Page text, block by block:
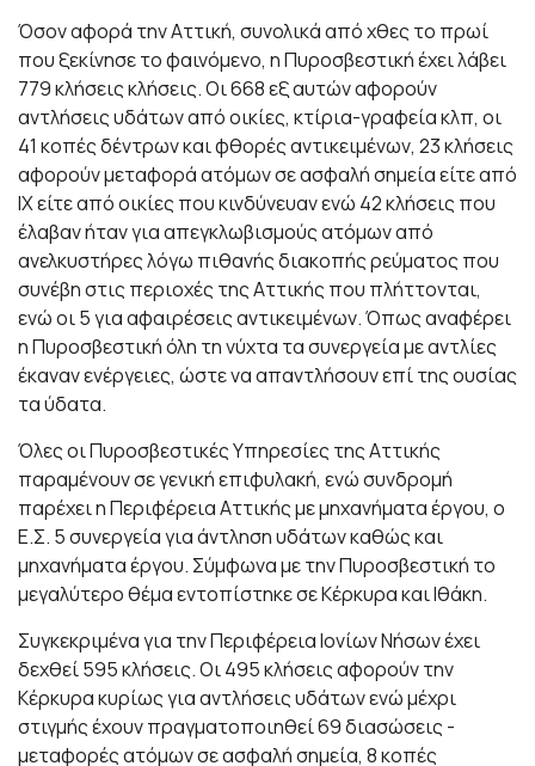
Όσον αφορά την Αττική, συνολικά από χθες το πρωί
που ξεκίνησε το φαινόμενο, η Πυροσβεστική έχει λάβει
779 κλήσεις κλήσεις. Οι 668 εξ αυτών αφορούν
αντλήσεις υδάτων από οικίες, κτίρια-γραφεία κλπ, οι
41 κοπές δέντρων και φθορές αντικειμένων, 23 κλήσεις
αφορούν μεταφορά ατόμων σε ασφαλή σημεία είτε από
ΙΧ είτε από οικίες που κινδύνευαν ενώ 42 κλήσεις που
έλαβαν ήταν για απεγκλωβισμούς ατόμων από
ανελκυστήρες λόγω πιθανής διακοπής ρεύματος που
συνέβη στις περιοχές της Αττικής που πλήττονται,
ενώ οι 5 για αφαιρέσεις αντικειμένων. Όπως αναφέρει
η Πυροσβεστική όλη τη νύχτα τα συνεργεία με αντλίες
έκαναν ενέργειες, ώστε να απαντλήσουν επί της ουσίας
τα ύδατα.
Όλες οι Πυροσβεστικές Υπηρεσίες της Αττικής
παραμένουν σε γενική επιφυλακή, ενώ συνδρομή
παρέχει η Περιφέρεια Αττικής με μηχανήματα έργου, ο
Ε.Σ. 5 συνεργεία για άντληση υδάτων καθώς και
μηχανήματα έργου. Σύμφωνα με την Πυροσβεστική το
μεγαλύτερο θέμα εντοπίστηκε σε Κέρκυρα και Ιθάκη.
Συγκεκριμένα για την Περιφέρεια Ιονίων Νήσων έχει
δεχθεί 595 κλήσεις. Οι 495 κλήσεις αφορούν την
Κέρκυρα κυρίως για αντλήσεις υδάτων ενώ μέχρι
στιγμής έχουν πραγματοποιηθεί 69 διασώσεις -
μεταφορές ατόμων σε ασφαλή σημεία, 8 κοπές